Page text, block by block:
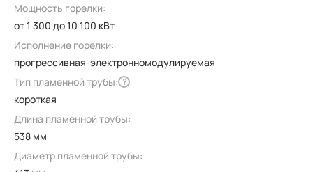
Мощность горелки:
от 1 300 до 10 100 кВт
Исполнение горелки:
прогрессивная-электронномодулируемая
Тип пламенной трубы: ?
короткая
Длина пламенной трубы:
538 мм
Диаметр пламенной трубы: